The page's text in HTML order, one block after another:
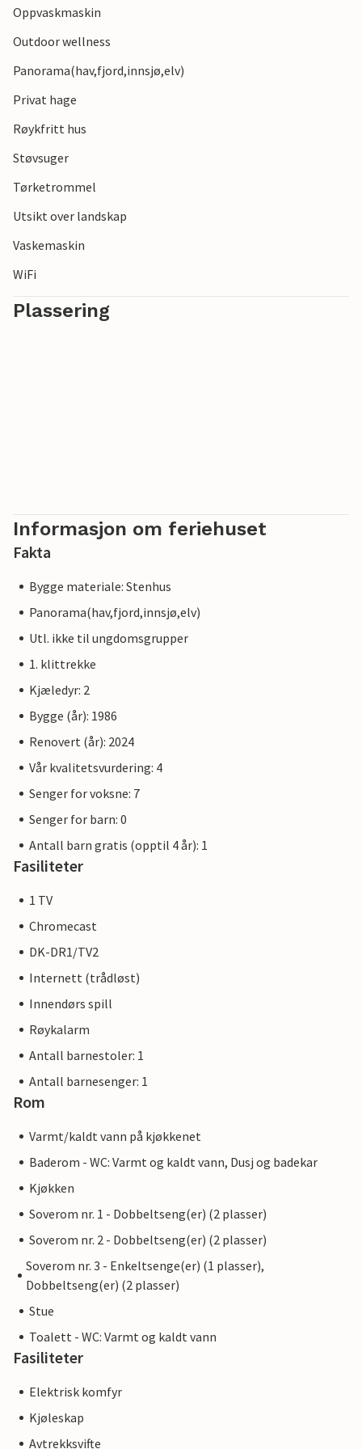
Oppvaskmaskin
Outdoor wellness
Panorama(hav,fjord,innsjø,elv)
Privat hage
Røykfritt hus
Støvsuger
Tørketrommel
Utsikt over landskap
Vaskemaskin
WiFi
Plassering
Informasjon om feriehuset
Fakta
Bygge materiale: Stenhus
Panorama(hav,fjord,innsjø,elv)
Utl. ikke til ungdomsgrupper
1. klittrekke
Kjæledyr: 2
Bygge (år): 1986
Renovert (år): 2024
Vår kvalitetsvurdering: 4
Senger for voksne: 7
Senger for barn: 0
Antall barn gratis (opptil 4 år): 1
Fasiliteter
1 TV
Chromecast
DK-DR1/TV2
Internett (trådløst)
Innendørs spill
Røykalarm
Antall barnestoler: 1
Antall barnesenger: 1
Rom
Varmt/kaldt vann på kjøkkenet
Baderom - WC: Varmt og kaldt vann, Dusj og badekar
Kjøkken
Soverom nr. 1 - Dobbeltseng(er) (2 plasser)
Soverom nr. 2 - Dobbeltseng(er) (2 plasser)
Soverom nr. 3 - Enkeltsenge(er) (1 plasser),
Dobbeltseng(er) (2 plasser)
Stue
Toalett - WC: Varmt og kaldt vann
Fasiliteter
Elektrisk komfyr
Kjøleskap
Avtrekksvifte